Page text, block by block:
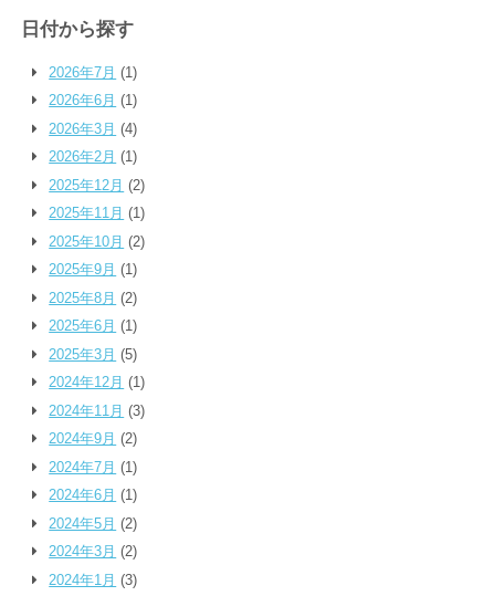
日付から探す
2026年7月 (1)
2026年6月 (1)
2026年3月 (4)
2026年2月 (1)
2025年12月 (2)
2025年11月 (1)
2025年10月 (2)
2025年9月 (1)
2025年8月 (2)
2025年6月 (1)
2025年3月 (5)
2024年12月 (1)
2024年11月 (3)
2024年9月 (2)
2024年7月 (1)
2024年6月 (1)
2024年5月 (2)
2024年3月 (2)
2024年1月 (3)